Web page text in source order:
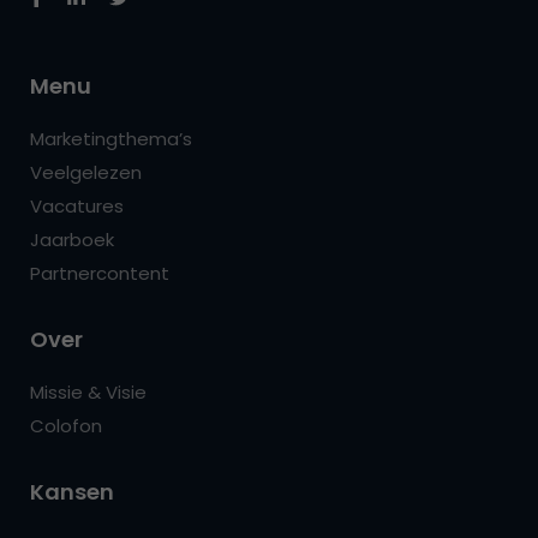
Menu
Marketingthema’s
Veelgelezen
Vacatures
Jaarboek
Partnercontent
Over
Missie & Visie
Colofon
Kansen